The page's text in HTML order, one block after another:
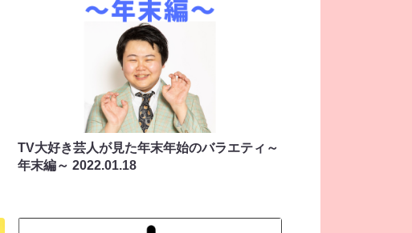
TV大好き芸人が見た年末年始のバラエティ～
年末編～ 2022.01.18